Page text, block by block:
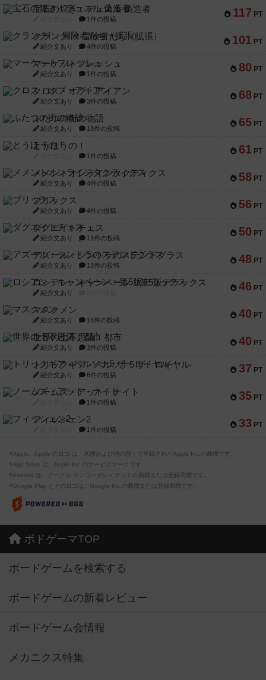
117 PT
宝石の煌き：デュエル 偽造者
1件の投稿
101 PT
クランク! ：冒険者たち（拡張）
紹介文あり 4件の投稿
80 PT
マーケットフレッシュ
紹介文あり 1件の投稿
68 PT
クロス・オブ・アイアン
紹介文あり 3件の投稿
65 PT
ふたつの街の物語
紹介文あり 18件の投稿
61 PT
とうほうの！
1件の投稿
58 PT
メメントオンラインタクティクス
紹介文あり 4件の投稿
56 PT
ブリックス
紹介文あり 4件の投稿
50 PT
ダグエイトチェス
紹介文あり 11件の投稿
48 PT
アズール：シントラのステンドグラス
紹介文あり 18件の投稿
46 PT
ロシアン・キャンペーン：第5版デラックス
紹介文あり
40 PT
マスクメン
紹介文あり 16件の投稿
40 PT
世界の七不思議：都市
紹介文あり 3件の投稿
37 PT
トリックギア - ペルソナ5 ザ・ロイヤル-
紹介文あり 6件の投稿
35 PT
ノームズ・アット・ナイト
1件の投稿
33 PT
フィッシェン2
1件の投稿
※Apple、Apple のロゴ は、米国および他の国々で登録されたApple Inc.の商標です。
※App Store は、Apple Inc.のサービスマークです。
※Android は、グーグル インコーポレイテッドの商標または登録商標です。
※Google Play とそのロゴは、Google Inc.の商標または登録商標です。
ボドゲーマTOP
ボードゲームを検索する
ボードゲームの新着レビュー
ボードゲーム会情報
メカニクス特集